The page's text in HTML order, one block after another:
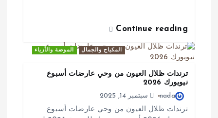
Continue reading
المكياج والجمال الموضة والأزياء
ترندات ظلال العيون من وحي عارضات أسبوع
نيويورك 2026
nada
سبتمبر 14, 2025
ترندات ظلال العيون من وحي عارضات أسبوع